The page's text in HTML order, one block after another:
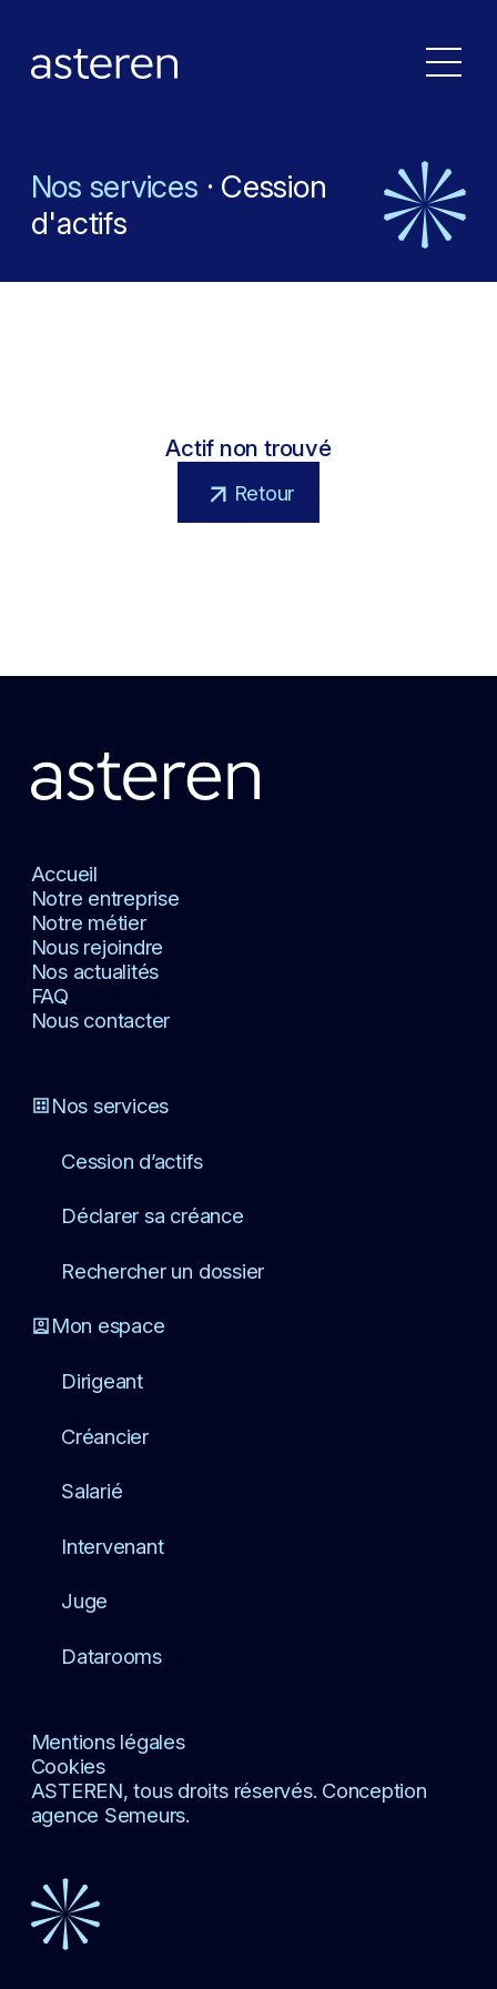
Nos services · Cession
d'actifs
Actif non trouvé
Retour
Accueil
Notre entreprise
Notre métier
Nous rejoindre
Nos actualités
FAQ
Nous contacter
ASTEREN, tous droits réservés. Conception
agence Semeurs.
Mentions légales
Cookies
Nos services
Cession d’actifs
Déclarer sa créance
Rechercher un dossier
Mon espace
Dirigeant
Créancier
Salarié
Intervenant
Juge
Datarooms